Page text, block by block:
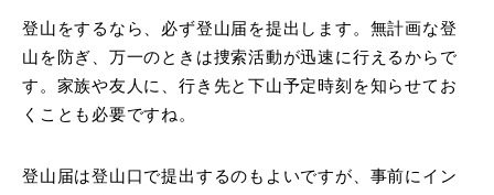
登山をするなら、必ず登山届を提出します。無計画な登
山を防ぎ、万一のときは捜索活動が迅速に行えるからで
す。家族や友人に、行き先と下山予定時刻を知らせてお
くことも必要ですね。
登山届は登山口で提出するのもよいですが、事前にイン